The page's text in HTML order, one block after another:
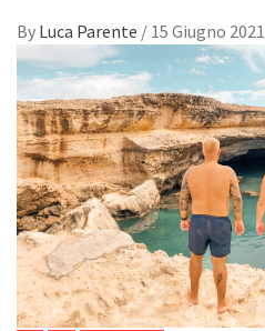
By Luca Parente / 15 Giugno 2021